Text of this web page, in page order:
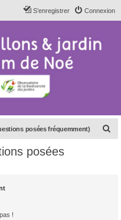
Connexion
S’enregistrer
posées fréquemment)
posées
!